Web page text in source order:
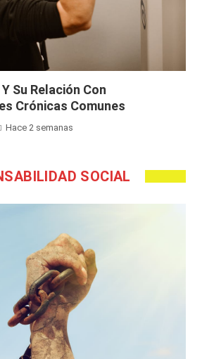
Su Relación Con
Crónicas Comunes
Hace 2 semanas
SOCIAL